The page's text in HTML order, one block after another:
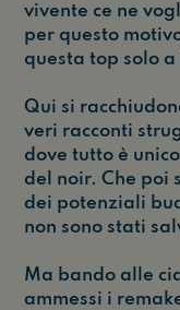
vivente ce ne
per questo
questa top solo a
Qui si
veri racconti
dove tutto è
del noir. Che poi
dei potenziali
non sono stati
Ma bando alle
ammessi i